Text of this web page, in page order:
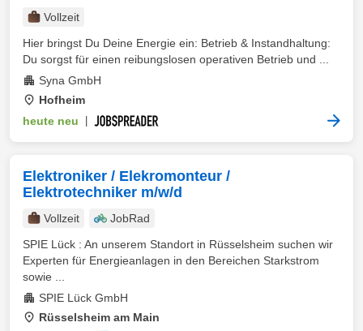
Vollzeit
Hier bringst Du Deine Energie ein: Betrieb & Instandhaltung:
Du sorgst für einen reibungslosen operativen Betrieb und ...
Syna GmbH
Hofheim
heute neu
Elektroniker / Elekromonteur /
Elektrotechniker m/w/d
Vollzeit
JobRad
SPIE Lück : An unserem Standort in Rüsselsheim suchen wir
Experten für Energieanlagen in den Bereichen Starkstrom
sowie ...
SPIE Lück GmbH
Rüsselsheim am Main